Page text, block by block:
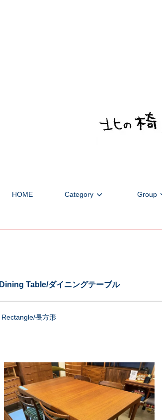
HOME Category Group
Dining Table/ダイニングテーブル
Rectangle/長方形